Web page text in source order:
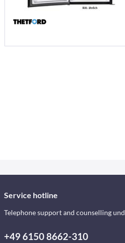
Service hotline
Telephone support and counselling
+49 6150 8662-310